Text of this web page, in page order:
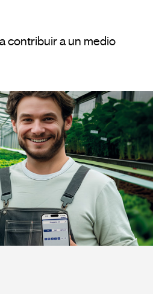
contribuir a un medio